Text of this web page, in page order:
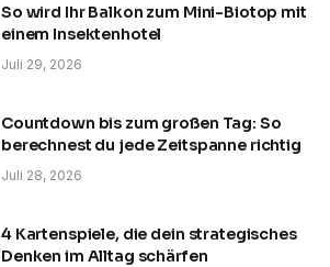
So wird Ihr Balkon zum Mini-Biotop mit
einem Insektenhotel
Juli 29, 2026
Countdown bis zum großen Tag: So
berechnest du jede Zeitspanne richtig
Juli 28, 2026
4 Kartenspiele, die dein strategisches
Denken im Alltag schärfen